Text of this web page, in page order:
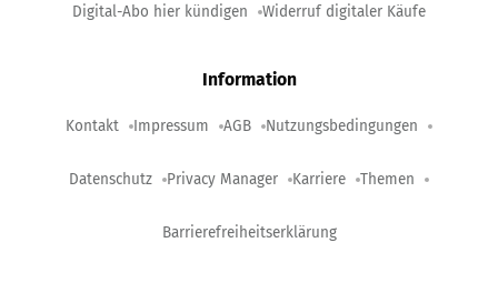
Digital-Abo hier kündigen Widerruf digitaler Käufe
Information
Kontakt Impressum AGB Nutzungsbedingungen
Datenschutz Privacy Manager Karriere Themen
Barrierefreiheitserklärung